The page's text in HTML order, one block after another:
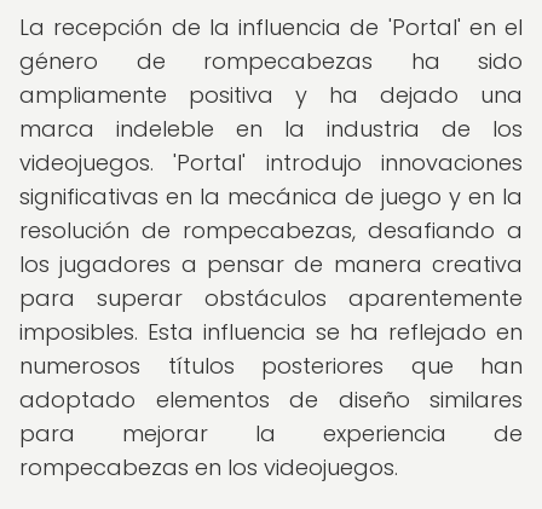
La recepción de la influencia de 'Portal' en el
género de rompecabezas ha sido
ampliamente positiva y ha dejado una
marca indeleble en la industria de los
videojuegos. 'Portal' introdujo innovaciones
significativas en la mecánica de juego y en la
resolución de rompecabezas, desafiando a
los jugadores a pensar de manera creativa
para superar obstáculos aparentemente
imposibles. Esta influencia se ha reflejado en
numerosos títulos posteriores que han
adoptado elementos de diseño similares
para mejorar la experiencia de
rompecabezas en los videojuegos.